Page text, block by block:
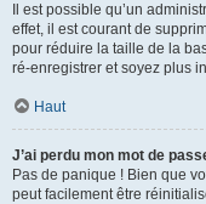
Il est possible qu’un
effet, il est courant de
pour réduire la taille de la
ré-enregistrer et soyez plus
Haut
J’ai perdu mon mot de
Pas de panique ! Bien que
peut facilement être